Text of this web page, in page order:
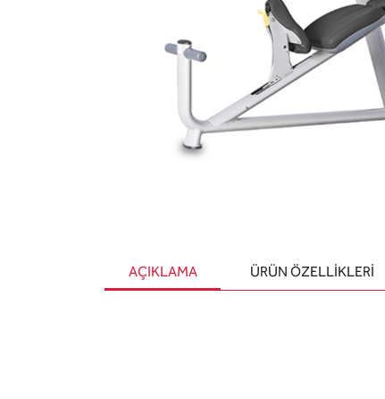
AÇIKLAMA ÜRÜN ÖZELLIKLERI